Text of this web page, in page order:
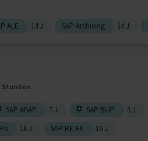
ALE 14 J. SAP Archiving 14 J.
Stunden
SAP ABAP 7 J. SAP BI-IP 5 J.
16 J. SAP RE-FX 16 J.